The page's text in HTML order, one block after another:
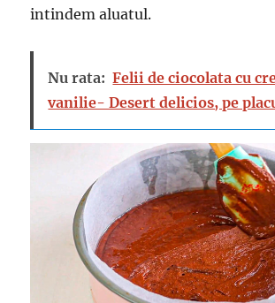
intindem aluatul.
Nu rata: Felii de ciocolata cu
vanilie- Desert delicios, pe